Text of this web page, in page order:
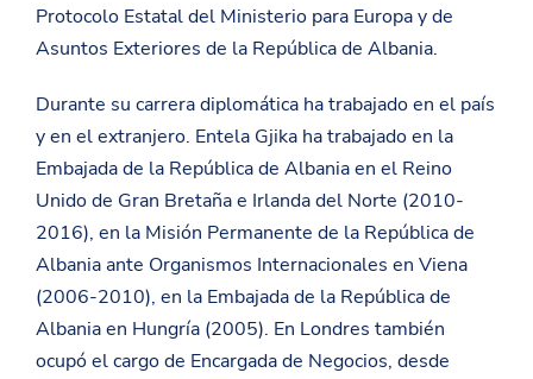
Protocolo Estatal del Ministerio para Europa y de
Asuntos Exteriores de la República de Albania.
Durante su carrera diplomática ha trabajado en el país
y en el extranjero. Entela Gjika ha trabajado en la
Embajada de la República de Albania en el Reino
Unido de Gran Bretaña e Irlanda del Norte (2010-
2016), en la Misión Permanente de la República de
Albania ante Organismos Internacionales en Viena
(2006-2010), en la Embajada de la República de
Albania en Hungría (2005). En Londres también
ocupó el cargo de Encargada de Negocios, desde